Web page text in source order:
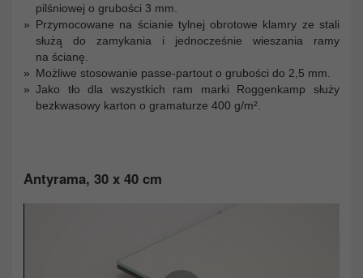
pilśniowej o grubości 3 mm.
Przymocowane na ścianie tylnej obrotowe klamry ze stali
służą do zamykania i jednocześnie wieszania ramy
na ścianę.
Możliwe stosowanie passe-partout o grubości do 2,5 mm.
Jako tło dla wszystkich ram marki Roggenkamp służy
bezkwasowy karton o gramaturze 400 g/m².
Antyrama, 30 x 40 cm